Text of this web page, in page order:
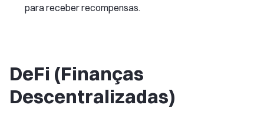
para receber recompensas.
DeFi (Finanças
Descentralizadas)